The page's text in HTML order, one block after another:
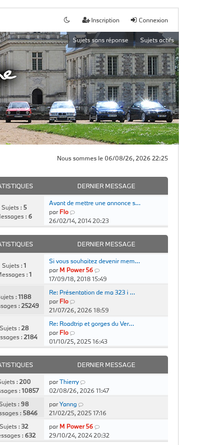
Connexion
Inscription
Sujets sans réponse Sujets actifs
Nous sommes le 06/08/26, 2026 22:25
DERNIER MESSAGE
Sujets : 5
: 6
Avant de mettre une annonce s…
parFlo
o
n
u
t
e
r
l
d
r
i
e
m
e
s
a
g
e
26/02/14, 2014 20:23
DERNIER MESSAGE
Sujets :1
:1
Si vous souhaitez devenir mem…
parM Power 56
o
s
l
t
r
l
d
n
e
e
17/09/18, 2018 15:49
:1188
:25249
Re: Présentation de ma 323 i …
parFlo
o
s
l
t
e
r
l
e
e
r
n
21/07/26, 2026 18:59
Sujets :28
:2184
Re: Roadtrip et gorges du Ver…
parFlo
o
n
u
t
e
r
d
e
01/10/25, 2025 16:43
DERNIER MESSAGE
:200
:10857
parThierry
o
u
l
t
02/08/26, 2026 11:47
:98
: 5846
parYanng
o
s
u
21/02/25, 2025 17:16
Sujets :32
: 632
parM Power 56
o
29/10/24, 2024 20:32